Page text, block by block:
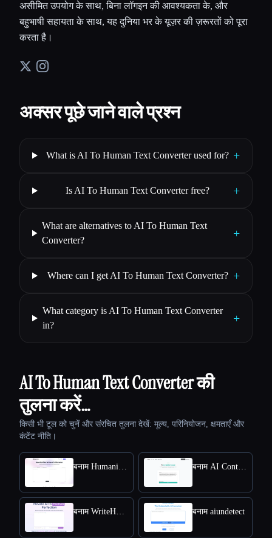
असीमित उपयोग के साथ, बिना लॉगइन की आवश्यकता के, और
बहुभाषी सहायता के साथ, यह दुनिया भर के यूज़र की ज़रूरतों को पूरा
करता है।
अक्सर पूछे जाने वाले प्रश्न
What is AI To Human Text Converter used for? +
Is AI To Human Text Converter free? +
What are alternatives to AI To Human Text
Converter?
+
Where can I get AI To Human Text Converter? +
What category is AI To Human Text Converter
in?
+
AI To Human Text Converter की
तुलना करें…
किसी भी टूल को चुनें और संरचित तुलना देखें: मूल्य, परिनियोजन, क्षमताएँ और
कंटेंट नीति।
बनाम HumanizeAI.com बनाम AI Content Detector by Leap AI
बनाम WriteHuman बनाम aiundetect